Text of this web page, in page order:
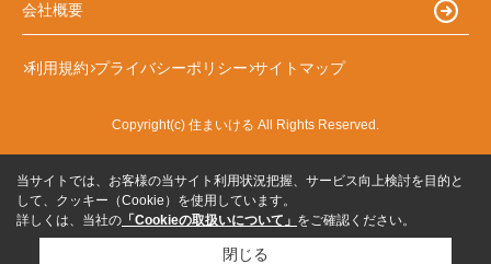
会社概要
利用規約 プライバシーポリシー サイトマップ
Copyright(c) 住まいける All Rights Reserved.
当サイトでは、お客様の当サイト利用状況把握、サービス向上検討を目的と
して、クッキー（Cookie）を使用しています。
詳しくは、当社の 「Cookieの取扱いについて」 をご確認ください。
閉じる